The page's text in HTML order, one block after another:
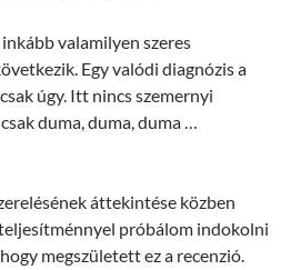
valamilyen szeres
Egy valódi diagnózis a
úgy. Itt nincs szemernyi
duma, duma, duma …
áttekintése közben
próbálom indokolni
megszületett ez a recenzió.